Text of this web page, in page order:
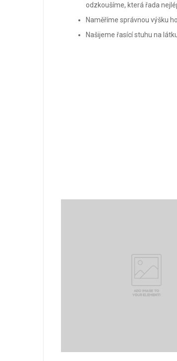
odzkoušíme, která řada
Naměříme správnou výšku
Našijeme řasící stuhu na